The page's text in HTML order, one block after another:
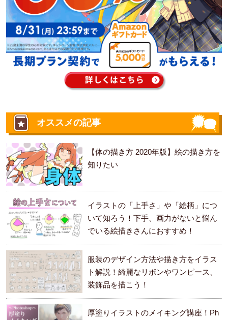
オススメの記事
【体の描き方 2020年版】絵の描き方を
知りたい
イラストの「上手さ」や「絵柄」につ
いて知ろう！下手、画力がないと悩ん
でいる絵描きさんにおすすめ！
服装のデザイン方法や描き方をイラス
ト解説！綺麗なリボンやワンピース、
装飾品を描こう！
厚塗りイラストのメイキング講座！Ph